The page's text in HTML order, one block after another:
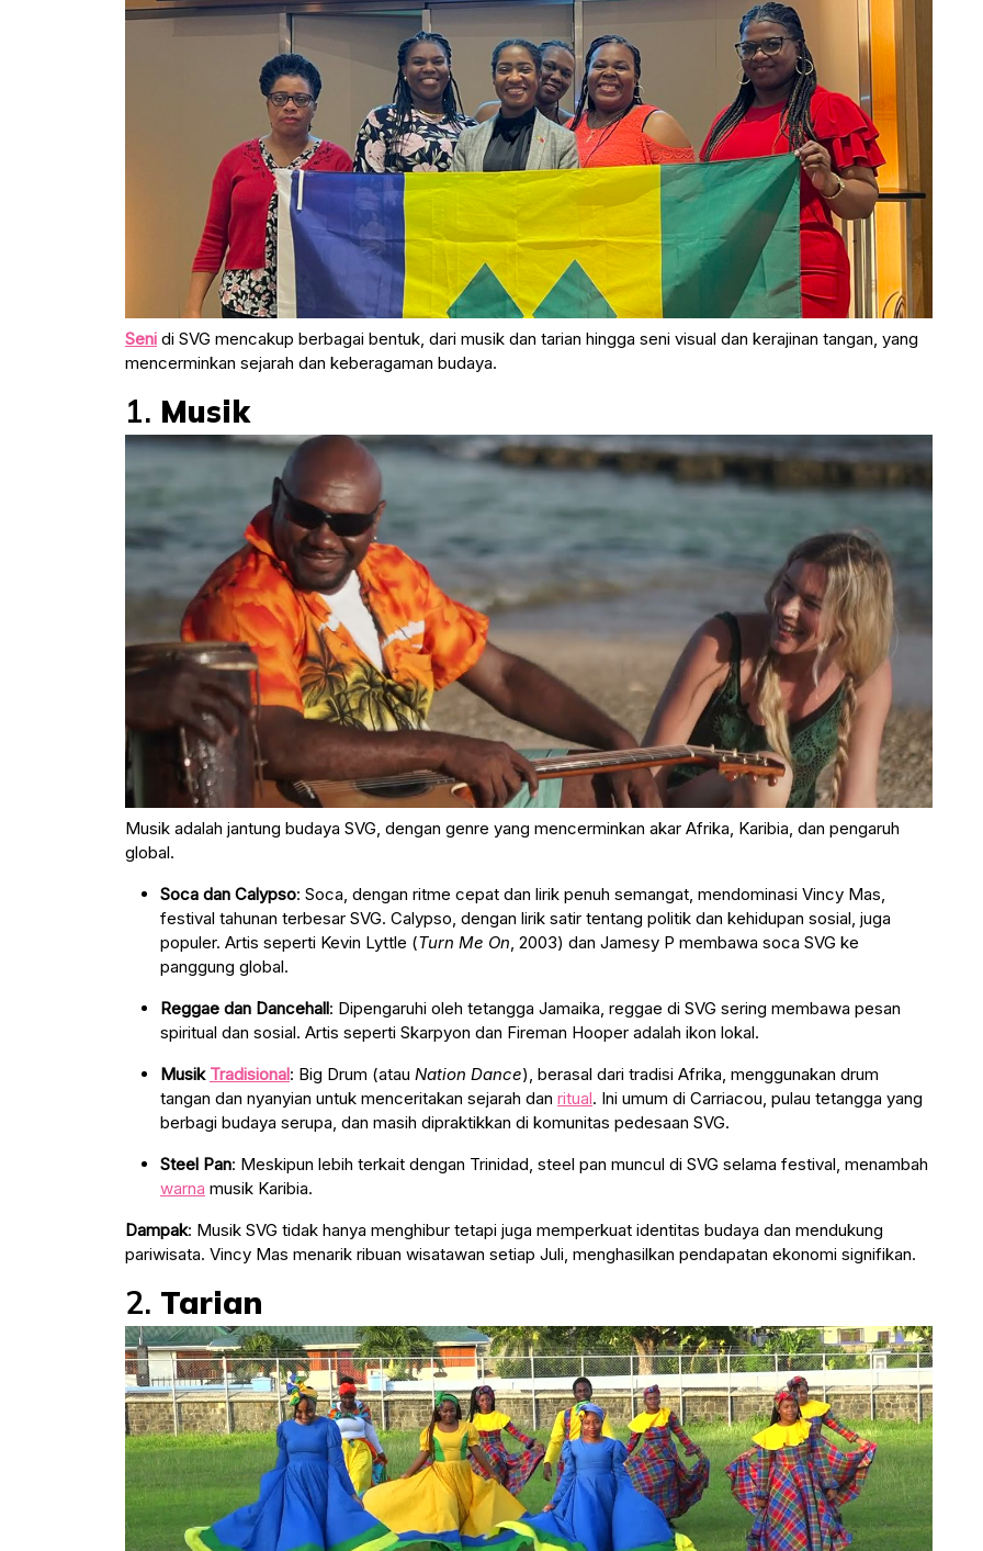
Seni di SVG mencakup berbagai bentuk, dari musik dan tarian hingga seni visual dan kerajinan tangan, yang
mencerminkan sejarah dan keberagaman budaya.
1. Musik
Musik adalah jantung budaya SVG, dengan genre yang mencerminkan akar Afrika, Karibia, dan pengaruh
global.
Soca dan Calypso: Soca, dengan ritme cepat dan lirik penuh semangat, mendominasi Vincy Mas,
festival tahunan terbesar SVG. Calypso, dengan lirik satir tentang politik dan kehidupan sosial, juga
populer. Artis seperti Kevin Lyttle (Turn Me On, 2003) dan Jamesy P membawa soca SVG ke
panggung global.
Reggae dan Dancehall: Dipengaruhi oleh tetangga Jamaika, reggae di SVG sering membawa pesan
spiritual dan sosial. Artis seperti Skarpyon dan Fireman Hooper adalah ikon lokal.
Musik Tradisional: Big Drum (atau Nation Dance), berasal dari tradisi Afrika, menggunakan drum
tangan dan nyanyian untuk menceritakan sejarah dan ritual. Ini umum di Carriacou, pulau tetangga yang
berbagi budaya serupa, dan masih dipraktikkan di komunitas pedesaan SVG.
Steel Pan: Meskipun lebih terkait dengan Trinidad, steel pan muncul di SVG selama festival, menambah
warna musik Karibia.
Dampak: Musik SVG tidak hanya menghibur tetapi juga memperkuat identitas budaya dan mendukung
pariwisata. Vincy Mas menarik ribuan wisatawan setiap Juli, menghasilkan pendapatan ekonomi signifikan.
2. Tarian